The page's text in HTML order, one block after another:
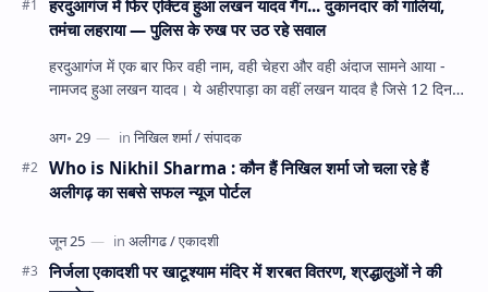
हरदुआगंज में फिर एक्टिव हुआ लखन यादव गैंग... दुकानदार को गालियां,
तमंचा लहराया — पुलिस के रुख पर उठ रहे सवाल
हरदुआगंज में एक बार फिर वही नाम, वही चेहरा और वही अंदाज सामने आया -
नामजद हुआ लखन यादव। ये अहीरपाड़ा का वहीं लखन यादव है जिसे 12 दिन
Who is Nikhil Sharma : कौन हैं निखिल शर्मा जो चला रहे हैं
अलीगढ़ का सबसे सफल न्यूज पोर्टल
निर्जला एकादशी पर खाटूश्याम मंदिर में शरबत वितरण, श्रद्धालुओं ने की